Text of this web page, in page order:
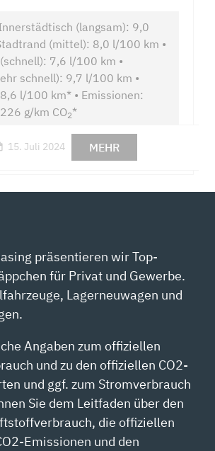
(langsam): 9,0
(mittel): 8,0 l/100 km •
7,6 l/100 km •
schnell): 9,7 l/100 km •
l/100 km* • Emissionen:
g/km CO2*
15. Juli 2024 MEHR
präsentieren wir Top-
für Privat und Gewerbe.
Lagerneuwagen und
Angaben zum offiziellen
und zu den offiziellen CO2-
und ggf. zum Stromverbrauch
Sie dem Leitfaden über den
die offiziellen
Emissionen und den